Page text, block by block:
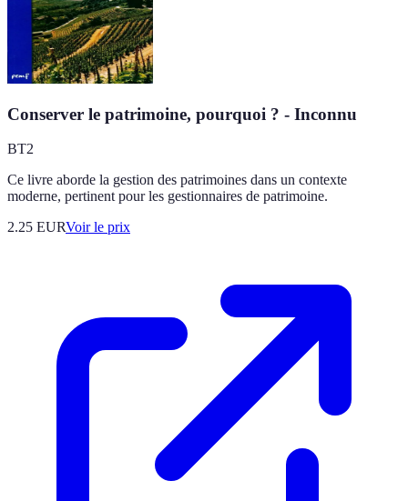
Conserver le patrimoine, pourquoi ? - Inconnu
BT2
Ce livre aborde la gestion des patrimoines dans un contexte
moderne, pertinent pour les gestionnaires de patrimoine.
2.25 EURVoir le prix